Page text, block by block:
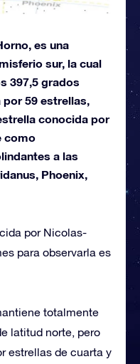
es una
sur, la cual
397,5 grados
59 estrellas,
conocida por
como
a las
Phoenix,
por Nicolas-
para observarla es
totalmente
latitud norte, pero
estrellas de cuarta y